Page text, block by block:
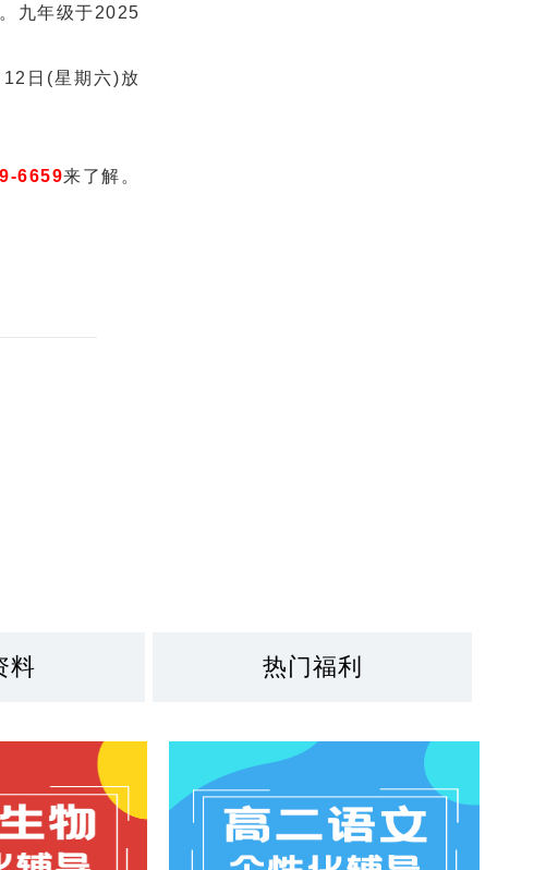
九年级于2025
日(星期六)放
6659来了解。
料 热门福利